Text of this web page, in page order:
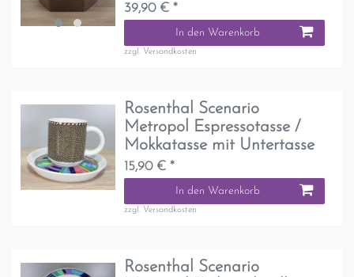
39,90 € *
In den Warenkorb
zzgl. Versandkosten
Rosenthal Scenario
Metropol Espressotasse /
Mokkatasse mit Untertasse
15,90 € *
In den Warenkorb
zzgl. Versandkosten
Rosenthal Scenario